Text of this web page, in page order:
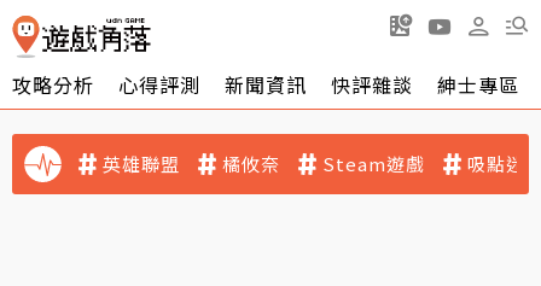
攻略分析 心得評測 新聞資訊 快評雜談 紳士專區
英雄聯盟 橘攸奈 Steam遊戲 吸點迷